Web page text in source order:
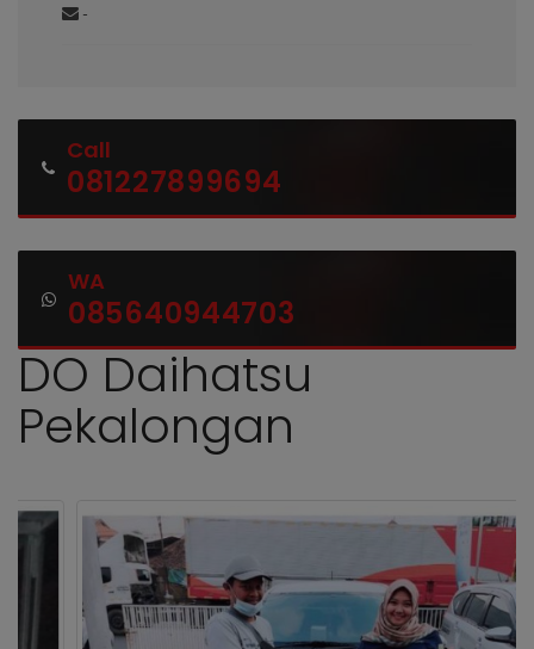
-
Call
081227899694
WA
085640944703
DO Daihatsu
Pekalongan